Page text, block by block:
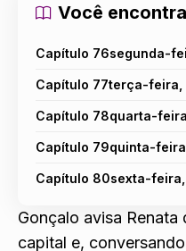
Você
Capítulo 76segunda-
Capítulo 77terça-feira,
Capítulo 78quarta-
Capítulo 79quinta-
Capítulo 80sexta-
Gonçalo avisa
capital e,